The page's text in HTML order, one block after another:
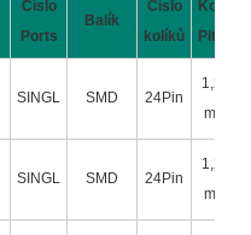
Číslo
Ports
Balík
Číslo
kolíků
Kolík
Pitch
SINGL SMD 24Pin
1,27
mm
SINGL SMD 24Pin
1,27
mm